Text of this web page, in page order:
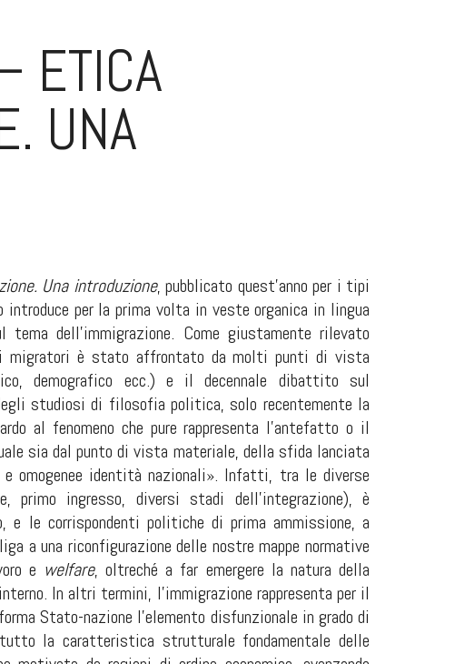
ETICA
UNA
Una introduzione, pubblicato quest’anno per i tipi
introduce per la prima volta in veste organica in lingua
dell’immigrazione. Come giustamente rilevato
migratori è stato affrontato da molti punti di vista
demografico ecc.) e il decennale dibattito sul
studiosi di filosofia politica, solo recentemente la
al fenomeno che pure rappresenta l’antefatto o il
sia dal punto di vista materiale, della sfida lanciata
e omogenee identità nazionali». Infatti, tra le diverse
primo ingresso, diversi stadi dell’integrazione), è
e le corrispondenti politiche di prima ammissione, a
a una riconfigurazione delle nostre mappe normative
e welfare, oltreché a far emergere la natura della
In altri termini, l’immigrazione rappresenta per il
Stato-nazione l’elemento disfunzionale in grado di
la caratteristica strutturale fondamentale delle